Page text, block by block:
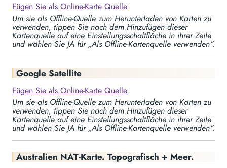
Fügen Sie als Online-Karte Quelle
Um sie als Offline-Quelle zum Herunterladen von Karten zu
verwenden, tippen Sie nach dem Hinzufügen dieser
Kartenquelle auf eine Einstellungsschaltfläche in ihrer Zeile
und wählen Sie JA für „Als Offline-Kartenquelle verwenden“.
Google Satellite
Fügen Sie als Online-Karte Quelle
Um sie als Offline-Quelle zum Herunterladen von Karten zu
verwenden, tippen Sie nach dem Hinzufügen dieser
Kartenquelle auf eine Einstellungsschaltfläche in ihrer Zeile
und wählen Sie JA für „Als Offline-Kartenquelle verwenden“.
Australien NAT-Karte. Topografisch + Meer.